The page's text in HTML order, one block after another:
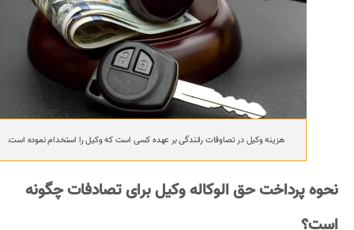
هزینه وکیل در تصاوفات رانندگی بر عهده کسی است که وکیل را استخدام نموده است.
نحوه پرداخت حق الوکاله وکیل برای تصادفات چگونه